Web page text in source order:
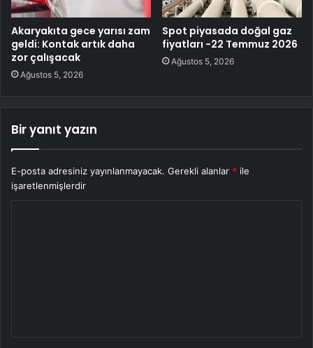
Akaryakıta gece yarısı zam
geldi: Kontak artık daha
zor çalışacak
Ağustos 5, 2026
Spot piyasada doğal gaz
fiyatları -22 Temmuz 2026
Ağustos 5, 2026
Bir yanıt yazın
E-posta adresiniz yayınlanmayacak. Gerekli alanlar * ile
işaretlenmişlerdir